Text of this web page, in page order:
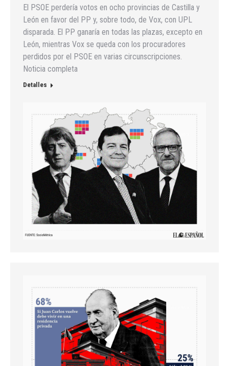
El PSOE perdería votos en ocho provincias de Castilla y
León en favor del PP y, sobre todo, de Vox, con UPL
disparada. El PP ganaría en todas las plazas, excepto en
León, mientras Vox se queda con los procuradores
perdidos por el PSOE en varias circunscripciones.
Noticia completa
Detalles